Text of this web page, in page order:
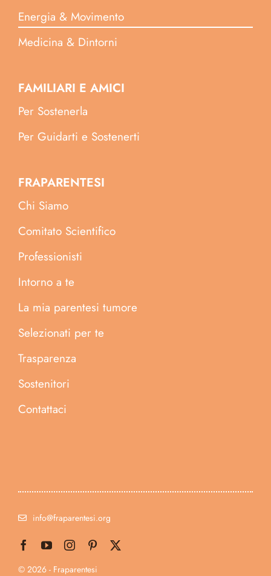
Energia & Movimento
Medicina & Dintorni
FAMILIARI E AMICI
Per Sostenerla
Per Guidarti e Sostenerti
FRAPARENTESI
Chi Siamo
Comitato Scientifico
Professionisti
Intorno a te
La mia parentesi tumore
Selezionati per te
Trasparenza
Sostenitori
Contattaci
info@fraparentesi.org
© 2026 - Fraparentesi